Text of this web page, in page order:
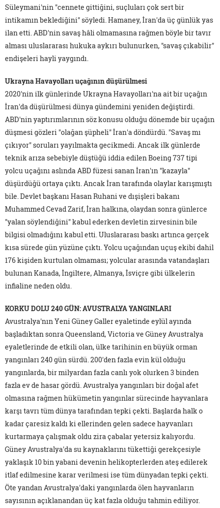
Süleymani'nin "cennete gittiğini, suçluları çok sert bir
intikamın beklediğini" söyledi. Hamaney, İran'da üç günlük yas
ilan etti. ABD'nin savaş hâli olmamasına rağmen böyle bir tavır
alması uluslararası hukuka aykırı bulunurken, "savaş çıkabilir"
endişeleri hayli yaygındı.
Ukrayna Havayolları uçağının düşürülmesi
2020'nin ilk günlerinde Ukrayna Havayolları'na ait bir uçağın
İran'da düşürülmesi dünya gündemini yeniden değiştirdi.
ABD'nin yaptırımlarının söz konusu olduğu dönemde bir uçağın
düşmesi gözleri "olağan şüpheli" İran'a döndürdü. "Savaş mı
çıkıyor" soruları yayılmakta gecikmedi. Ancak ilk günlerde
teknik arıza sebebiyle düştüğü iddia edilen Boeing 737 tipi
yolcu uçağını aslında ABD füzesi sanan İran'ın "kazayla"
düşürdüğü ortaya çıktı. Ancak İran tarafında olaylar karışmıştı
bile. Devlet başkanı Hasan Ruhani ve dışişleri bakanı
Muhammed Cevad Zarif, İran halkına, olaydan sonra günlerce
"yalan söylendiğini" kabul ederken devletin zirvesinin bile
bilgisi olmadığını kabul etti. Uluslararası baskı artınca gerçek
kısa sürede gün yüzüne çıktı. Yolcu uçağından uçuş ekibi dahil
176 kişiden kurtulan olmaması; yolcular arasında vatandaşları
bulunan Kanada, İngiltere, Almanya, İsviçre gibi ülkelerin
infialine neden oldu.
KORKU DOLU 240 GÜN: AVUSTRALYA YANGINLARI
Avustralya'nın Yeni Güney Galler eyaletinde eylül ayında
başladıktan sonra Queensland, Victoria ve Güney Avustralya
eyaletlerinde de etkili olan, ülke tarihinin en büyük orman
yangınları 240 gün sürdü. 200'den fazla evin kül olduğu
yangınlarda, bir milyardan fazla canlı yok olurken 3 binden
fazla ev de hasar gördü. Avustralya yangınları bir doğal afet
olmasına rağmen hükümetin yangınlar sürecinde hayvanlara
karşı tavrı tüm dünya tarafından tepki çekti. Başlarda halk o
kadar çaresiz kaldı ki ellerinden gelen sadece hayvanları
kurtarmaya çalışmak oldu zira çabalar yetersiz kalıyordu.
Güney Avustralya'da su kaynaklarını tükettiği gerekçesiyle
yaklaşık 10 bin yabani devenin helikopterlerden ateş edilerek
itlaf edilmesine karar verilmesi ise tüm dünyadan tepki çekti.
Öte yandan Avustralya'daki yangınlarda ölen hayvanların
sayısının açıklanandan üç kat fazla olduğu tahmin ediliyor.